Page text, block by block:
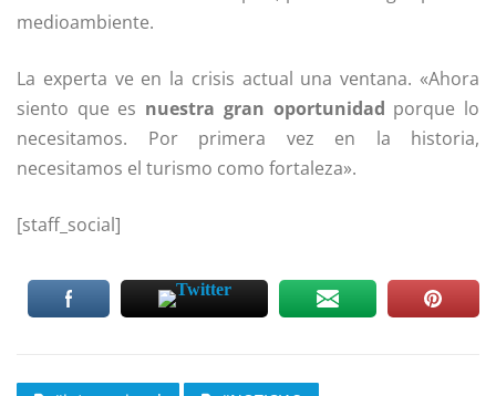
medioambiente.
La experta ve en la crisis actual una ventana. «Ahora
siento que es nuestra gran oportunidad porque lo
necesitamos. Por primera vez en la historia,
necesitamos el turismo como fortaleza».
[staff_social]